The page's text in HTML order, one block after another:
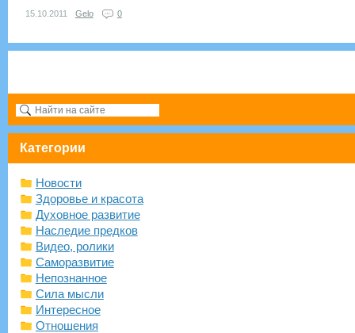
15.10.2011 Gelo 0
Категории
Новости
Здоровье и красота
Духовное развитие
Наследие предков
Видео, ролики
Саморазвитие
Непознанное
Сила мысли
Интересное
Отношения